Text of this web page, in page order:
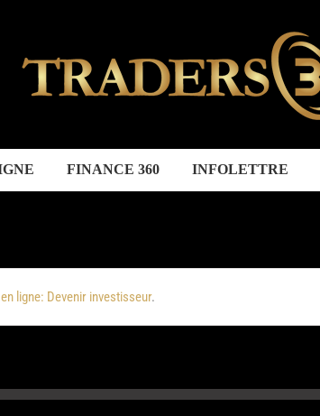
FINANCE 360 INFOLETTRE
ligne: Devenir investisseur.